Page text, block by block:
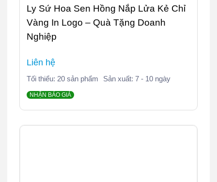
Ly Sứ Hoa Sen Hồng Nắp Lửa Kẻ Chỉ
Vàng In Logo – Quà Tặng Doanh
Nghiệp
Liên hệ
Tối thiểu: 20 sản phẩm Sản xuất: 7 - 10 ngày
NHẬN BÁO GIÁ